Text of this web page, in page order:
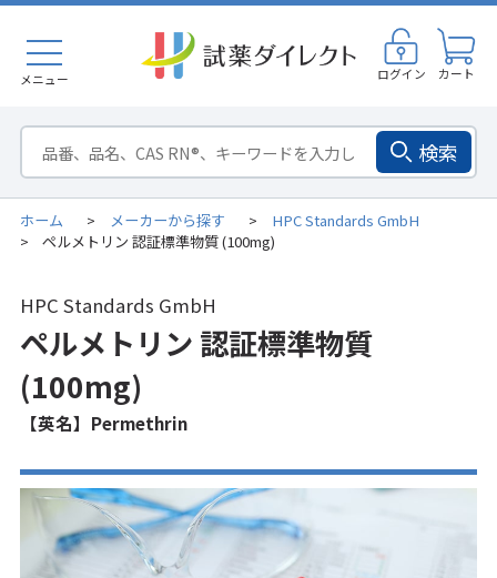
メニュー ログイン カート
検索
ホーム > メーカーから探す > HPC Standards GmbH
> ペルメトリン 認証標準物質 (100mg)
HPC Standards GmbH
ペルメトリン 認証標準物質
(100mg)
【英名】Permethrin